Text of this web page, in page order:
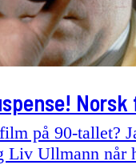
på 90-tallet?
Liv Ullmann når